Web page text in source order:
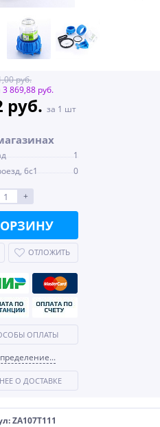
ZA107T111
руб.
869,88 руб.
руб. за 1 шт
1
6с1
0
+
ОТЛОЖИТЬ
ОПЛАТЫ
О ДОСТАВКЕ